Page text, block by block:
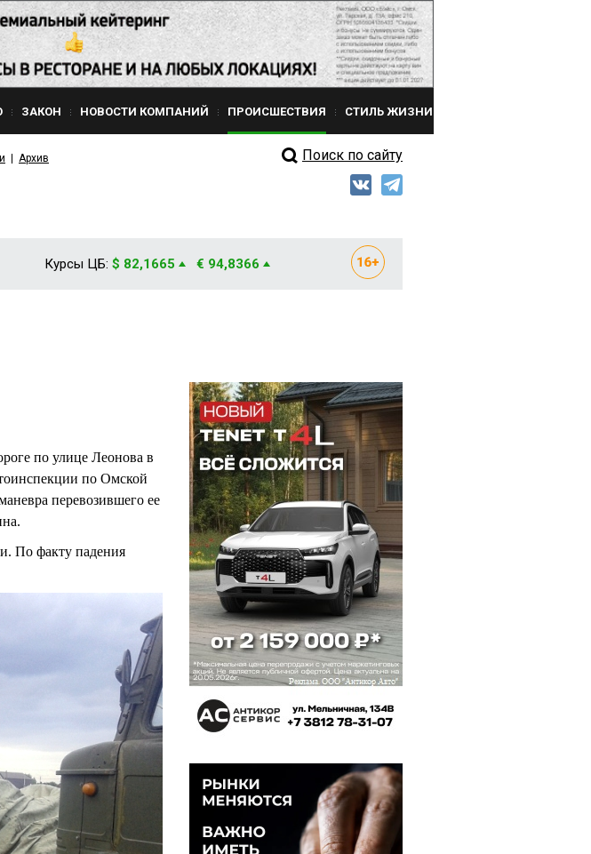
ЗАКОН НОВОСТИ КОМПАНИЙ ПРОИСШЕСТВИЯ СТИЛЬ ЖИЗНИ
Архив Поиск по сайту
Курсы ЦБ: $ 82,1665 € 94,8366
по улице Леонова в
по Омской
перевозившего ее
По факту падения